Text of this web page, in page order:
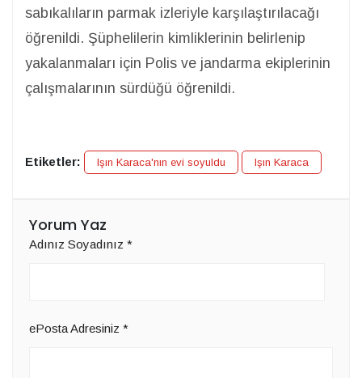
sabıkalıların parmak izleriyle karşılaştırılacağı
öğrenildi. Şüphelilerin kimliklerinin belirlenip
yakalanmaları için Polis ve jandarma ekiplerinin
çalışmalarının sürdüğü öğrenildi.
Etiketler: Işın Karaca'nın evi soyuldu Işın Karaca
Yorum Yaz
Adınız Soyadınız *
ePosta Adresiniz *